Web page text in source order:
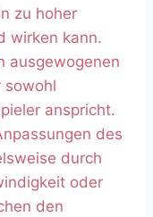
zu hoher
wirken kann.
ausgewogenen
sowohl
anspricht.
des
durch
oder
den